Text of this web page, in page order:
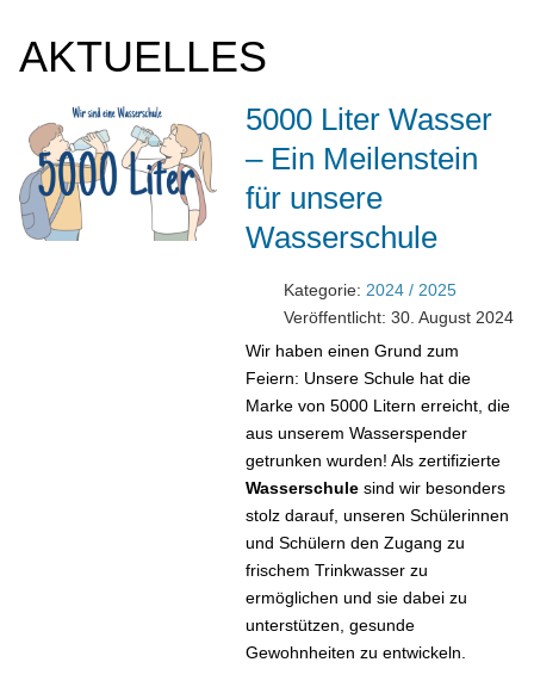
AKTUELLES
5000 Liter Wasser
– Ein Meilenstein
für unsere
Wasserschule
Kategorie:2024 / 2025
Veröffentlicht: 30. August 2024
Wir haben einen Grund zum
Feiern: Unsere Schule hat die
Marke von 5000 Litern erreicht, die
aus unserem Wasserspender
getrunken wurden! Als zertifizierte
Wasserschule sind wir besonders
stolz darauf, unseren Schülerinnen
und Schülern den Zugang zu
frischem Trinkwasser zu
ermöglichen und sie dabei zu
unterstützen, gesunde
Gewohnheiten zu entwickeln.